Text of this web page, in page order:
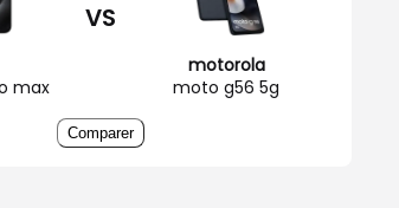
max
VS
motorola
moto g56 5g
Comparer